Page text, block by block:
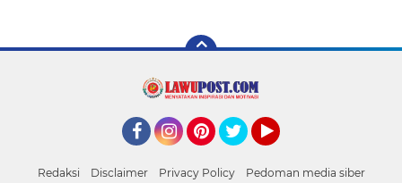
Redaksi Disclaimer Privacy Policy Pedoman media siber